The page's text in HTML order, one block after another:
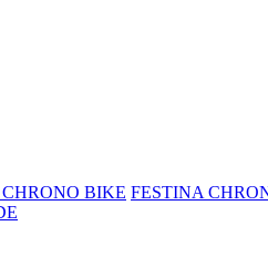
BIKE FESTINA